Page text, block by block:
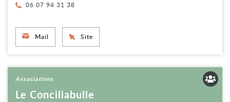
Téléphone :
06 07 94 31 38
Mail Site
Associations
Le Conciliabulle